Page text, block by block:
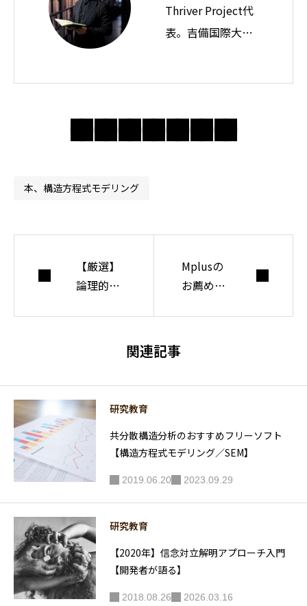
Thriver Project代
表。吉備国際大学
問い直し、分かり
合えない世界で人
本、構造方程式モデリング
【厳選】
論理的に
Mplusの
お薦め資
関連記事
研究教育
共分散構造分析のおすすめフリーソフト
【構造方程式モデリング／SEM】
2019.06.20 2023.09.29
研究教育
【2020年】信念対立解明アプローチ入門
【開発者が語る】
2018.08.26 2026.03.16